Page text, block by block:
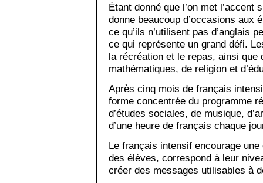
Étant donné que l’on met
donne beaucoup d’occasions aux
ce qu’ils n’utilisent pas d’anglais
ce qui représente un grand défi.
la récréation et le repas, ainsi que
mathématiques, de religion et
Après cinq mois de français
forme concentrée du programme
d’études sociales, de musique,
d’une heure de français chaque
Le français intensif encourage
des élèves, correspond à leur
créer des messages utilisables à